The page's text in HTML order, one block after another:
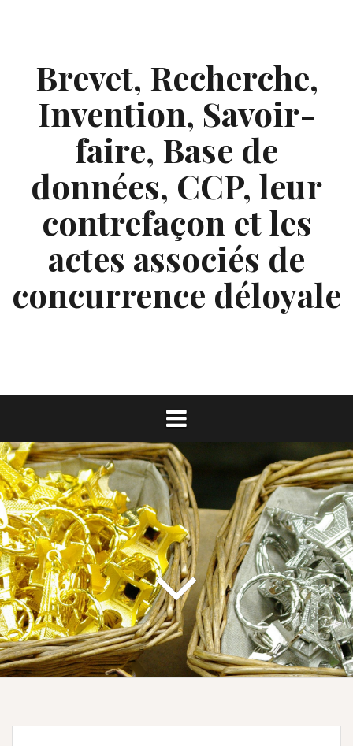
Brevet, Recherche,
Invention, Savoir-
faire, Base de
données, CCP, leur
contrefaçon et les
actes associés de
concurrence déloyale